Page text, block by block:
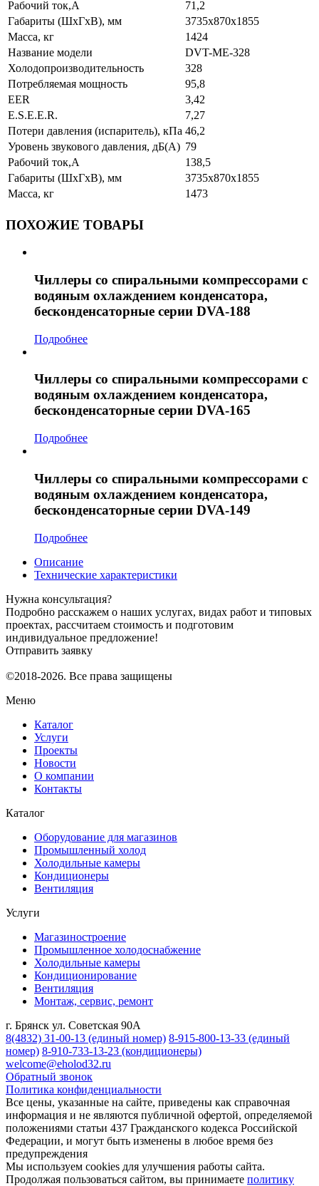
Рабочий ток,А
71,2
Габариты (ШхГхВ), мм
3735x870x1855
Масса, кг
1424
Название модели
DVT-ME-328
Холодопроизводительность
328
Потребляемая мощность
95,8
EER
3,42
E.S.E.E.R.
7,27
Потери давления (испаритель), кПа 46,2
Уровень звукового давления, дБ(А) 79
Рабочий ток,А
138,5
Габариты (ШхГхВ), мм
3735x870x1855
Масса, кг
1473
ПОХОЖИЕ ТОВАРЫ
Чиллеры со спиральными компрессорами с
водяным охлаждением конденсатора,
бесконденсаторные серии DVA-188
Подробнее
Чиллеры со спиральными компрессорами с
водяным охлаждением конденсатора,
бесконденсаторные серии DVA-165
Подробнее
Чиллеры со спиральными компрессорами с
водяным охлаждением конденсатора,
бесконденсаторные серии DVA-149
Подробнее
Описание
Технические характеристики
Нужна консультация?
Подробно расскажем о наших услугах, видах работ и типовых
проектах, рассчитаем стоимость и подготовим
индивидуальное предложение!
Отправить заявку
©2018-2026. Все права защищены
Меню
Каталог
Услуги
Проекты
Новости
О компании
Контакты
Каталог
Оборудование для магазинов
Промышленный холод
Холодильные камеры
Кондиционеры
Вентиляция
Услуги
Магазиностроение
Промышленное холодоснабжение
Холодильные камеры
Кондиционирование
Вентиляция
Монтаж, сервис, ремонт
г. Брянск ул. Советская 90А
8(4832) 31-00-13 (единый номер) 8-915-800-13-33 (единый
номер) 8-910-733-13-23 (кондиционеры)
welcome@eholod32.ru
Обратный звонок
Политика конфиденциальности
Все цены, указанные на сайте, приведены как справочная
информация и не являются публичной офертой, определяемой
положениями статьи 437 Гражданского кодекса Российской
Федерации, и могут быть изменены в любое время без
предупреждения
Мы используем cookies для улучшения работы сайта.
Продолжая пользоваться сайтом, вы принимаете политику